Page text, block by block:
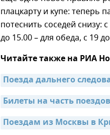
плацкарту и купе: теперь
потеснить соседей снизу:
до 15.00 – для обеда, с 19
Читайте также на РИА
Поезда дальнего
Билеты на часть
Поездам из Москвы в